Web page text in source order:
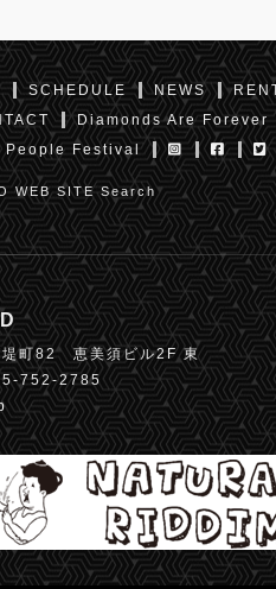
SCHEDULE NEWS
Diamonds Are Forever
People Festival
WEB SITE Search
堤町82 恵美須ビル2F 東
752-2785